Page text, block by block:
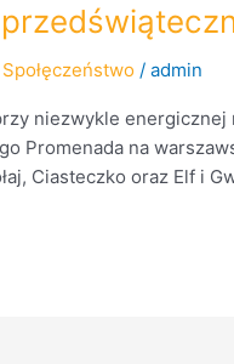
Społęczeństwo / admin
niezwykle
Promenada na
Ciasteczko oraz Elf i